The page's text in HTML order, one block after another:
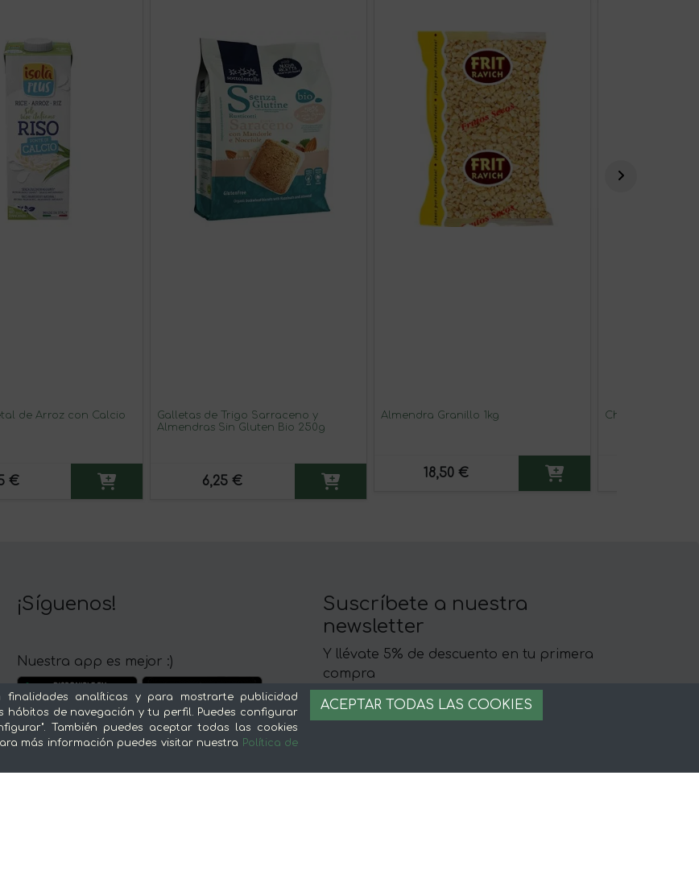
de Arroz con Calcio
€
Galletas de Trigo Sarraceno y
Almendras Sin Gluten Bio 250g
6,25 €
Almendra Granillo 1kg
18,50 €
Chips Vegetales
¡Síguenos!
Nuestra app es mejor :)
Suscríbete a nuestra
newsletter
Y llévate 5% de descuento en tu primera
compra
analíticas y para mostrarte publicidad
de navegación y tu perfil. Puedes configurar
También puedes aceptar todas las cookies
más información puedes visitar nuestra Política de
ACEPTAR TODAS LAS COOKIES